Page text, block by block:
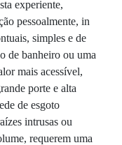
experiente,
pessoalmente, in
simples e de
de banheiro ou uma
mais acessível,
porte e alta
de esgoto
intrusas ou
requerem uma